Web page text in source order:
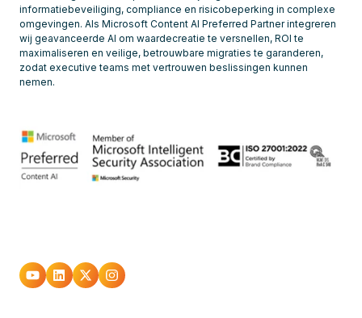
informatiebeveiliging, compliance en risicobeperking in complexe
omgevingen. Als Microsoft Content AI Preferred Partner integreren
wij geavanceerde AI om waardecreatie te versnellen, ROI te
maximaliseren en veilige, betrouwbare migraties te garanderen,
zodat executive teams met vertrouwen beslissingen kunnen
nemen.